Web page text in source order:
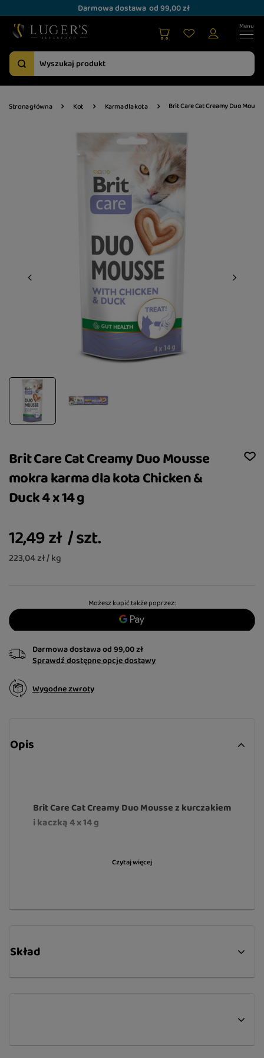
Darmowa dostawa od 99,00 zł
Strona główna Kot Karma dla kota Brit Care Cat Creamy Duo
Brit Care Cat Creamy Duo Mousse
mokra karma dla kota Chicken &
Duck 4 x 14 g
12,49 zł /szt.
223,04 zł / kg
Możesz kupić także poprzez:
Darmowa dostawaod99,00 zł
Sprawdź dostępne opcje dostawy
Wygodne zwroty
Opis
Brit Care Cat Creamy Duo Mousse z kurczakiem
i kaczką 4 x 14 g
Bezzbożowa karma uzupełniająca dla kotów w
zdrowie jelit i prawidłowe trawienie, a wygodne
saszetki pozwalają podawać mus bezpośrednio z
opakowania lub jako smakowity dodatek do
Czytaj więcej
Skład